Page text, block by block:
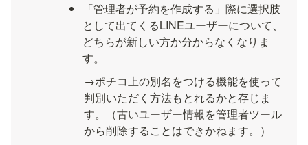
「管理者が予約を作成する」際に選択肢
として出てくるLINEユーザーについて、
どちらが新しい方か分からなくなりま
す。
→ポチコ上の別名をつける機能を使って
判別いただく方法もとれるかと存じま
す。（古いユーザー情報を管理者ツール
から削除することはできかねます。）